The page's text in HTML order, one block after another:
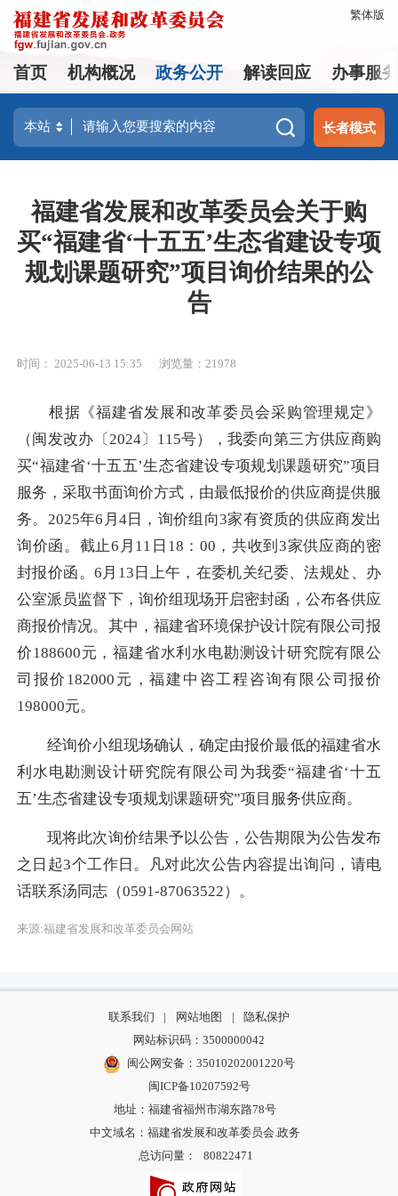
繁体版
首页 机构概况 政务公开 解读回应 办事服
长者模式
福建省发展和改革委员会关于购
买“福建省‘十五五’生态省建设专项
规划课题研究”项目询价结果的公
告
时间： 2025-06-13 15:35 浏览量：21978
根据《福建省发展和改革委员会采购管理规定》
（闽发改办〔2024〕115号），我委向第三方供应商购
买“福建省‘十五五’生态省建设专项规划课题研究”项目
服务，采取书面询价方式，由最低报价的供应商提供服
务。2025年6月4日，询价组向3家有资质的供应商发出
询价函。截止6月11日18：00，共收到3家供应商的密
封报价函。6月13日上午，在委机关纪委、法规处、办
公室派员监督下，询价组现场开启密封函，公布各供应
商报价情况。其中，福建省环境保护设计院有限公司报
价188600元，福建省水利水电勘测设计研究院有限公
司报价182000元，福建中咨工程咨询有限公司报价
198000元。
经询价小组现场确认，确定由报价最低的福建省水
利水电勘测设计研究院有限公司为我委“福建省‘十五
五’生态省建设专项规划课题研究”项目服务供应商。
现将此次询价结果予以公告，公告期限为公告发布
之日起3个工作日。凡对此次公告内容提出询问，请电
话联系汤同志（0591-87063522）。
来源:福建省发展和改革委员会网站
联系我们 | 网站地图 |
隐私保护
网站标识码：3500000042
闽公网安备：35010202001220号
闽ICP备10207592号
地址：福建省福州市湖东路78号
中文域名：福建省发展和改革委员会.政务
总访问量：
80822471